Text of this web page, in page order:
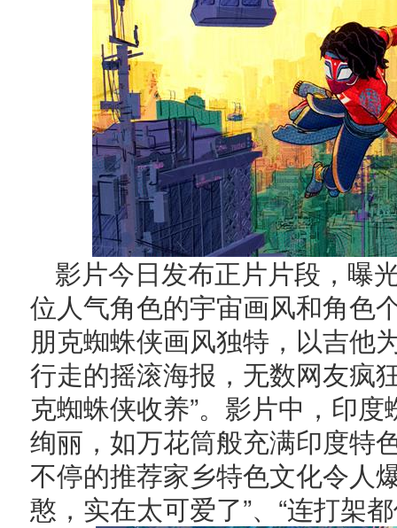
影片今日发布正片片段，曝
位人气角色的宇宙画风和角色
朋克蜘蛛侠画风独特，以吉他
行走的摇滚海报，无数网友疯
克蜘蛛侠收养”。影片中，印
绚丽，如万花筒般充满印度特
不停的推荐家乡特色文化令人
憨，实在太可爱了”、“连打架